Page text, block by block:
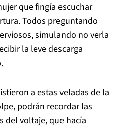
que fingía escuchar
Todos preguntando
simulando no verla
la leve descarga
a estas veladas de la
podrán recordar las
del voltaje, que hacía